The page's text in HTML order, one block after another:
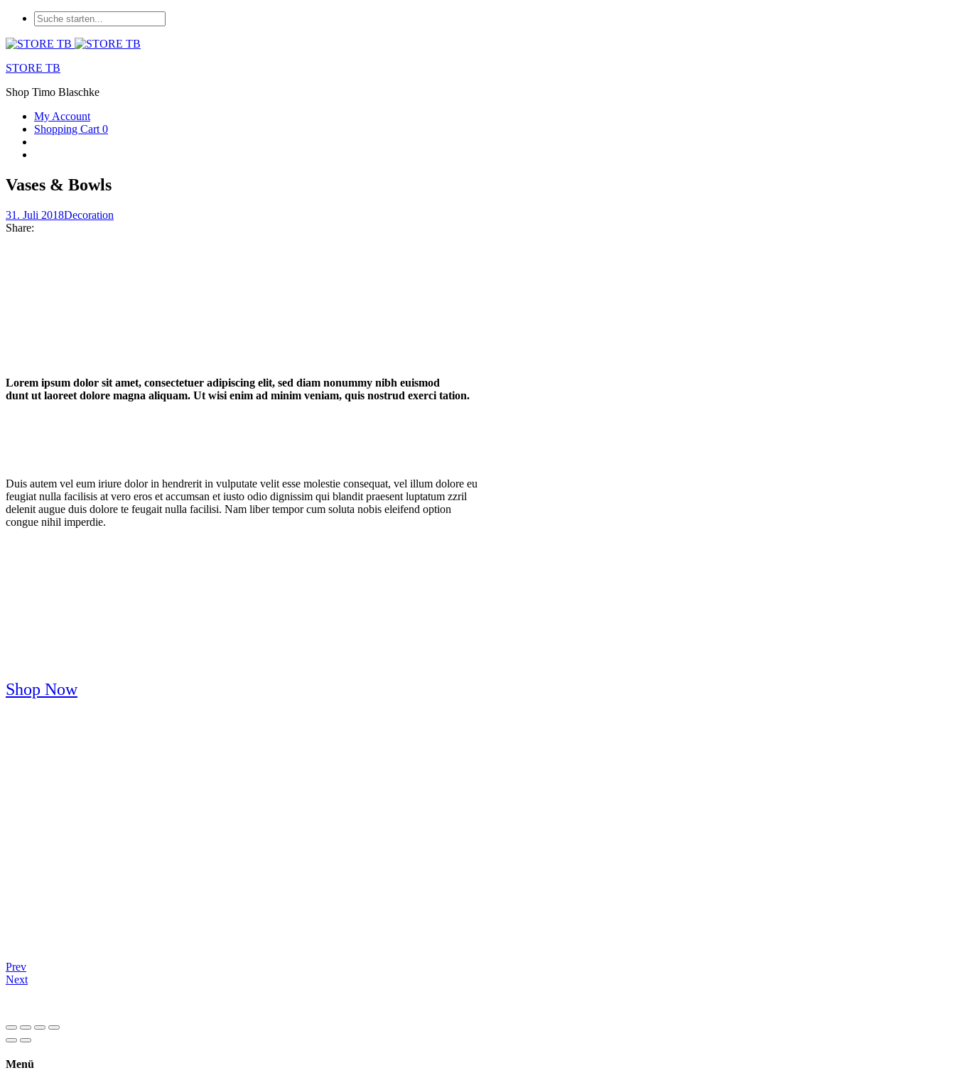
STORE TB
Shop Timo Blaschke
My Account
Shopping Cart 0
Vases & Bowls
31. Juli 2018Decoration
Share:
Lorem ipsum dolor sit amet, consectetuer adipiscing elit, sed diam nonummy nibh euismod
dunt ut laoreet dolore magna aliquam. Ut wisi enim ad minim veniam, quis nostrud exerci tation.
Duis autem vel eum iriure dolor in hendrerit in vulputate velit esse molestie consequat, vel illum dolore eu
feugiat nulla facilisis at vero eros et accumsan et iusto odio dignissim qui blandit praesent luptatum zzril
delenit augue duis dolore te feugait nulla facilisi. Nam liber tempor cum soluta nobis eleifend option
congue nihil imperdie.
Shop Now
Prev
Next
Menü